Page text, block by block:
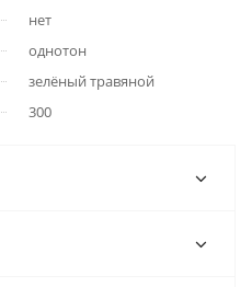
нет
однотон
зелёный травяной
300